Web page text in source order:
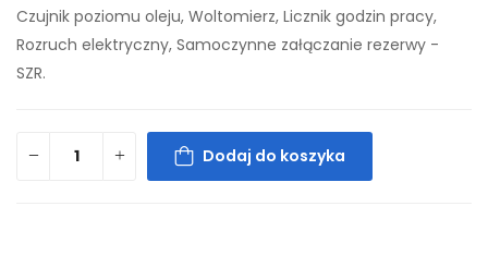
Czujnik poziomu oleju, Woltomierz, Licznik godzin pracy,
Rozruch elektryczny, Samoczynne załączanie rezerwy -
SZR.
Dodaj do koszyka